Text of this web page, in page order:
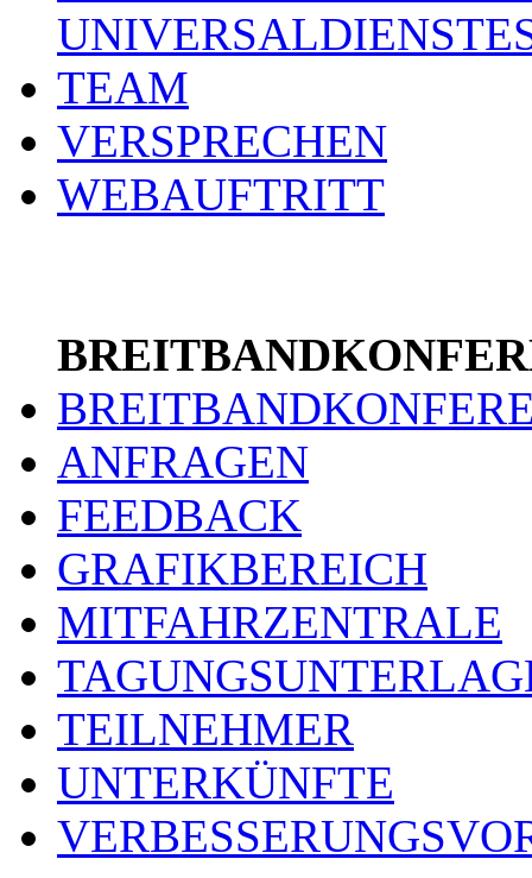
TEAM
VERSPRECHEN
WEBAUFTRITT
ANFRAGEN
FEEDBACK
GRAFIKBEREICH
MITFAHRZENTRALE
TEILNEHMER
UNTERKÜNFTE